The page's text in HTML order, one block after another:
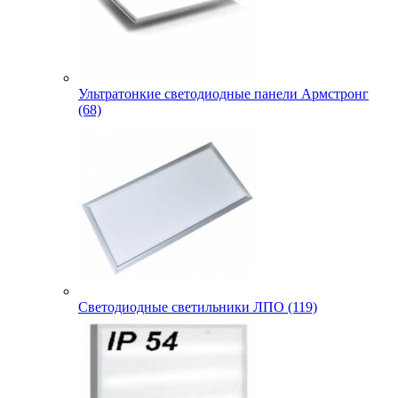
Ультратонкие светодиодные панели Армстронг
(68)
Светодиодные светильники ЛПО (119)